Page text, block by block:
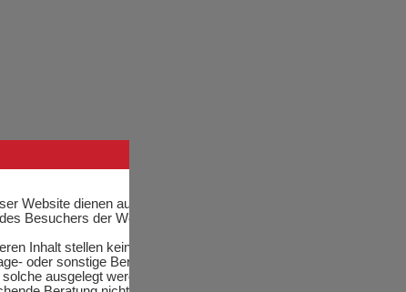
Website dienen ausschließlich
Besuchers der Website.
Inhalt stellen keine Vermögens-,
oder sonstige Beratung dar,
ausgelegt werden und